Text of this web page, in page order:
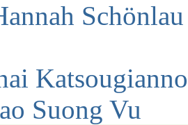
Suong Vu